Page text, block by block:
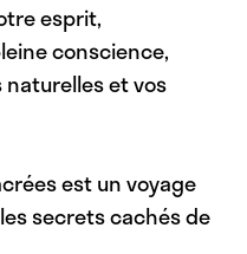
esprit,
conscience,
et vos
est un voyage
secrets cachés de